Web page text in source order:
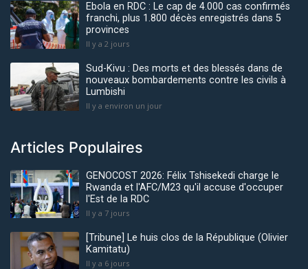
Ebola en RDC : Le cap de 4.000 cas confirmés
franchi, plus 1.800 décès enregistrés dans 5
provinces
Il y a 2 jours
Sud-Kivu : Des morts et des blessés dans de
nouveaux bombardements contre les civils à
Lumbishi
Il y a environ un jour
Articles Populaires
GENOCOST 2026: Félix Tshisekedi charge le
Rwanda et l'AFC/M23 qu'il accuse d'occuper
l'Est de la RDC
Il y a 7 jours
[Tribune] Le huis clos de la République (Olivier
Kamitatu)
Il y a 6 jours